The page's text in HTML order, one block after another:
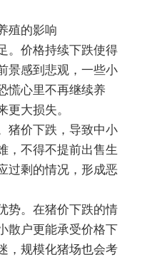
殖的影响
。价格持续下跌使得
景感到悲观，一些小
慌心里不再继续养
更大损失。
猪价下跌，导致中小
，不得不提前出售生
过剩的情况，形成恶
势。在猪价下跌的情
散户更能承受价格下
，规模化猪场也会考